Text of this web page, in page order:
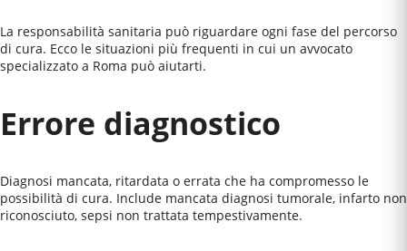
La responsabilità sanitaria può riguardare ogni fase del percorso
di cura. Ecco le situazioni più frequenti in cui un avvocato
specializzato a Roma può aiutarti.
Errore diagnostico
Diagnosi mancata, ritardata o errata che ha compromesso le
possibilità di cura. Include mancata diagnosi tumorale, infarto non
riconosciuto, sepsi non trattata tempestivamente.